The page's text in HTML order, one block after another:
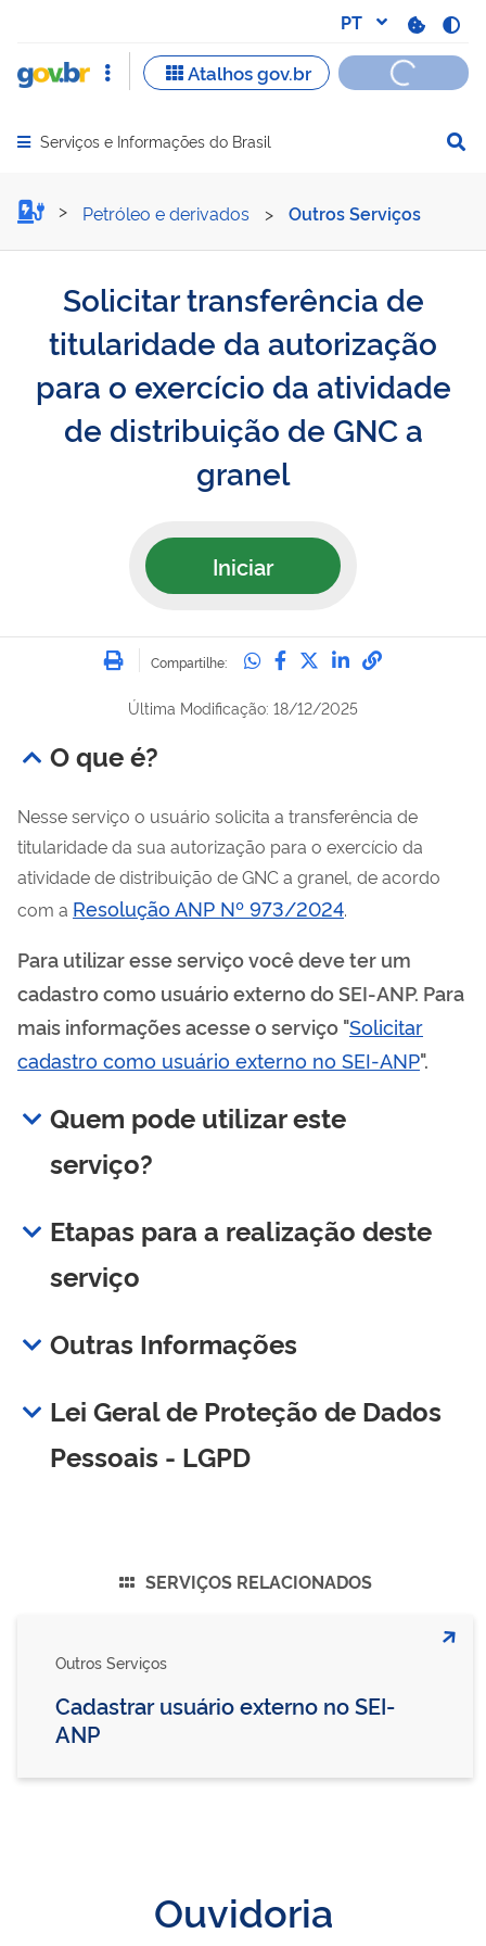
Abrir menu principal de navegação
Serviços e Informações do Brasil
Solicitar transferência de
Petróleo e derivados > Outros Serviços
Solicitar transferência de
titularidade da autorização
para o exercício da atividade
de distribuição de GNC a
granel
Iniciar
Imprimir
Compartilhe: Compartilhe no
Compartilhe no
Compartilhe no
Compartilhe
Última Modificação: 18/12/2025
O que é?
Nesse serviço o usuário solicita a transferência de
titularidade da sua autorização para o exercício da
atividade de distribuição de GNC a granel, de acordo
com a Resolução ANP Nº 973/2024.
Para utilizar esse serviço você deve ter um
cadastro como usuário externo do SEI-ANP. Para
mais informações acesse o serviço "Solicitar
cadastro como usuário externo no SEI-ANP".
Quem pode utilizar este
serviço?
Etapas para a realização deste
serviço
Outras Informações
Lei Geral de Proteção de Dados
Pessoais - LGPD
SERVIÇOS RELACIONADOS
Outros Serviços
Cadastrar usuário externo no SEI-
ANP
Ouvidoria